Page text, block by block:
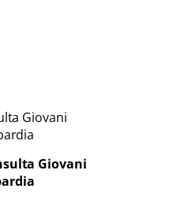
Giovani
Giovani